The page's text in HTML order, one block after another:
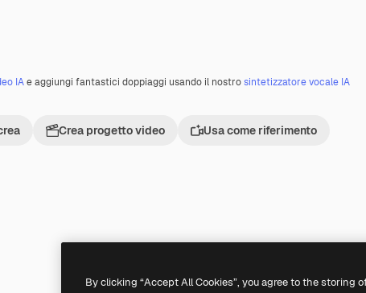
IAe aggiungi fantastici doppiaggi usando il nostrosintetizzatore vocale IA
Crea progetto video Usa come riferimento
By clicking “Accept All Cookies”, you agree to the storing